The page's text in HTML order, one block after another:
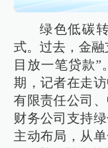
绿色低碳
式。过去，金
目放一笔贷款”
期，记者在走
有限责任公司
财务公司支持
主动布局，从